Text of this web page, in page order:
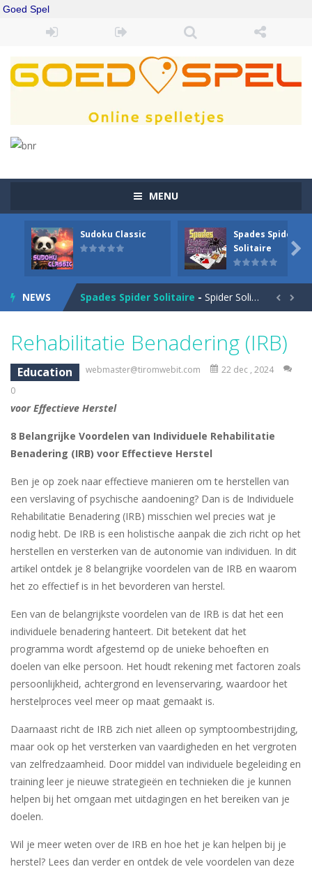
Goed Spel
MENU
Sudoku Classic
Spades Spider
Solitaire

NEWS
Drift Boss-Drift through challenging tracks in Drift Boss, where precision and timing are key. With a simple one-button control, conquer...
Classic Sudoku Game. Click on a cell to enter a number. You can enter numbers from 1..9. Every number can only occur once...
Spades Spider Solitaire - Spider Solitaire game with 1 Spades. Make sequences of cards from King to Ace to remove them from the game. You can move...
Picture Pie – Ancient City - Play a picture pie puzzle in Ancient City. You can swap 2 adjacent parts. Try to complete the image.
Atlantis Gem
Clock Solitaire -Arrange all cards clockwise. Click on the position where you want to place the open card. The numbers are placed on the position...
Three Cups Game Challenge your focus and memory with the Three Cups Game, where precision and strategy meet. Track the elusive cup hiding...
Drift Boss-Drift through challenging tracks in Drift Boss, where precision and timing are key. With a simple one-button control, conquer...
Sudoku Classic -Classic Sudoku Game. Click on a cell to enter a number. You can enter numbers from 1..9. Every number can only occur once...
 
Rehabilitatie Benadering (IRB)
Education webmaster@tiromwebit.com
22 dec , 2024
0
voor Effectieve Herstel
8 Belangrijke Voordelen van Individuele Rehabilitatie
Benadering (IRB) voor Effectieve Herstel
Ben je op zoek naar effectieve manieren om te herstellen van
een verslaving of psychische aandoening? Dan is de Individuele
Rehabilitatie Benadering (IRB) misschien wel precies wat je
nodig hebt. De IRB is een holistische aanpak die zich richt op het
herstellen en versterken van de autonomie van individuen. In dit
artikel ontdek je 8 belangrijke voordelen van de IRB en waarom
het zo effectief is in het bevorderen van herstel.
Een van de belangrijkste voordelen van de IRB is dat het een
individuele benadering hanteert. Dit betekent dat het
programma wordt afgestemd op de unieke behoeften en
doelen van elke persoon. Het houdt rekening met factoren zoals
persoonlijkheid, achtergrond en levenservaring, waardoor het
herstelproces veel meer op maat gemaakt is.
Daarnaast richt de IRB zich niet alleen op symptoombestrijding,
maar ook op het versterken van vaardigheden en het vergroten
van zelfredzaamheid. Door middel van individuele begeleiding en
training leer je nieuwe strategieën en technieken die je kunnen
helpen bij het omgaan met uitdagingen en het bereiken van je
doelen.
Wil je meer weten over de IRB en hoe het je kan helpen bij je
herstel? Lees dan verder en ontdek de vele voordelen van deze